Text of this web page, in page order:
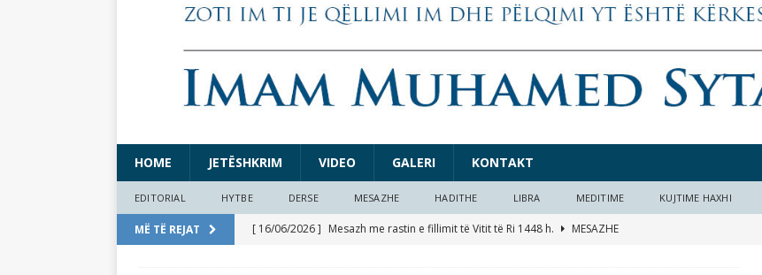
HOME JETËSHKRIM VIDEO GALERI KONTAKT
EDITORIAL HYTBE DERSE MESAZHE HADITHE LIBRA MEDITIME KUJTIME HAXHI
MË TË REJAT [ 16/06/2026 ] Mesazh me rastin e fillimit të Vitit të Ri 1448 h.
MESAZHE